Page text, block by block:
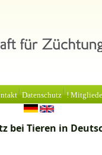
Datenschutz !
bei Tieren in